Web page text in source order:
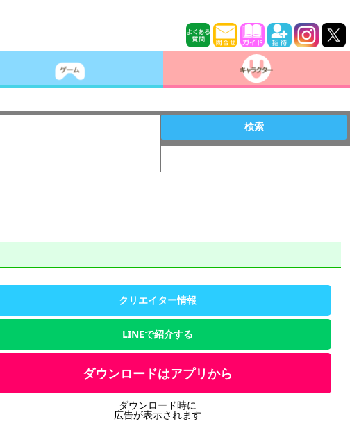
検索
クリエイター情報
LINEで紹介する
ダウンロードはアプリから
ダウンロード時に
広告が表示されます